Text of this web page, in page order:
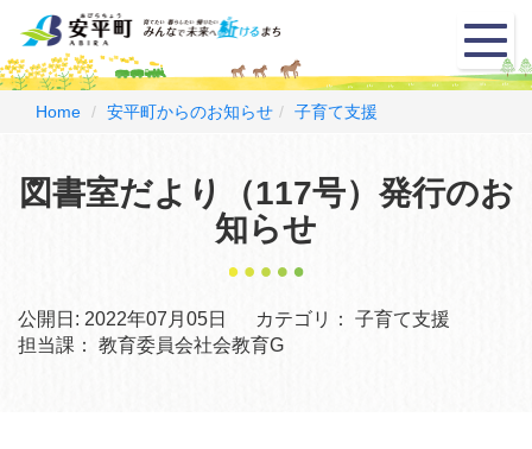
メ
ニ
ュ
Home 安平町からのお知らせ 子育て支援
図書室だより（117号）発行のお
知らせ
公開日: 2022年07月05日 カテゴリ：
子育て支援
担当課：
教育委員会社会教育G